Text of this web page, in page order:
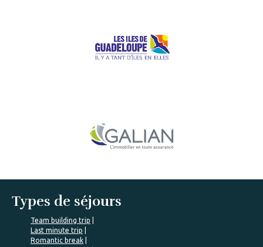
Types de séjours
Team building trip
Last minute trip
Romantic break